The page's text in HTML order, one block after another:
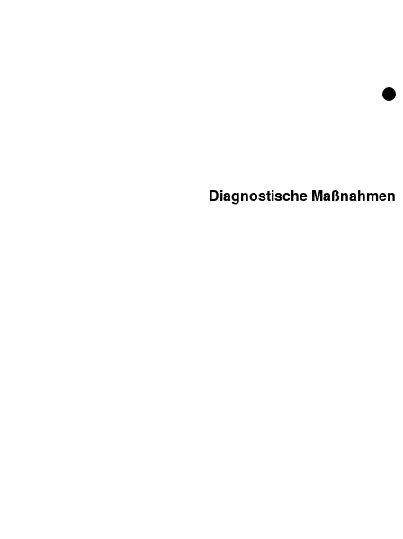
Diagnostische Maßnahmen